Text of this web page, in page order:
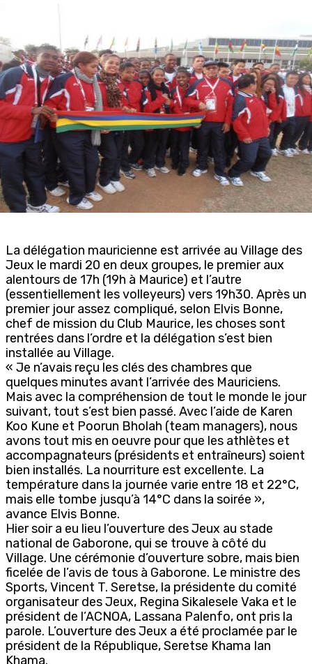
La délégation mauricienne est arrivée au Village des
Jeux le mardi 20 en deux groupes, le premier aux
alentours de 17h (19h à Maurice) et l’autre
(essentiellement les volleyeurs) vers 19h30. Après un
premier jour assez compliqué, selon Elvis Bonne,
chef de mission du Club Maurice, les choses sont
rentrées dans l’ordre et la délégation s’est bien
installée au Village.
« Je n’avais reçu les clés des chambres que
quelques minutes avant l’arrivée des Mauriciens.
Mais avec la compréhension de tout le monde le jour
suivant, tout s’est bien passé. Avec l’aide de Karen
Koo Kune et Poorun Bholah (team managers), nous
avons tout mis en oeuvre pour que les athlètes et
accompagnateurs (présidents et entraîneurs) soient
bien installés. La nourriture est excellente. La
température dans la journée varie entre 18 et 22°C,
mais elle tombe jusqu’à 14°C dans la soirée »,
avance Elvis Bonne.
Hier soir a eu lieu l’ouverture des Jeux au stade
national de Gaborone, qui se trouve à côté du
Village. Une cérémonie d’ouverture sobre, mais bien
ficelée de l’avis de tous à Gaborone. Le ministre des
Sports, Vincent T. Seretse, la présidente du comité
organisateur des Jeux, Regina Sikalesele Vaka et le
président de l’ACNOA, Lassana Palenfo, ont pris la
parole. L’ouverture des Jeux a été proclamée par le
président de la République, Seretse Khama Ian
Khama.